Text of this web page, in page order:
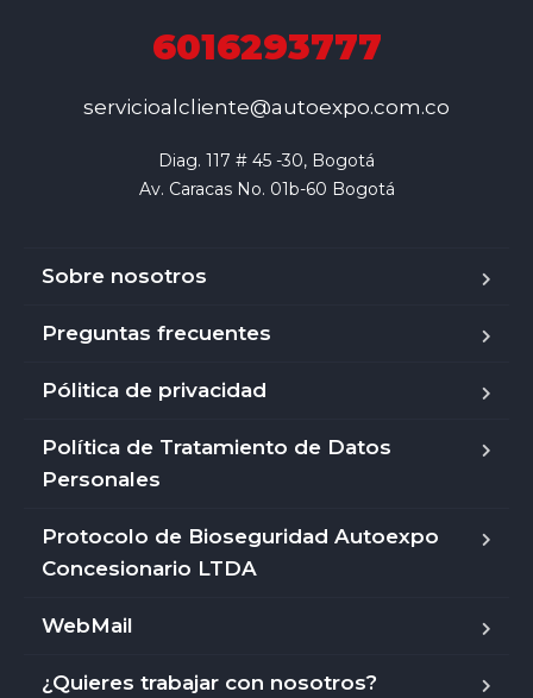
6016293777
servicioalcliente@autoexpo.com.co
Diag. 117 # 45 -30, Bogotá
Av. Caracas No. 01b-60 Bogotá
Sobre nosotros
Preguntas frecuentes
Pólitica de privacidad
Política de Tratamiento de Datos
Personales
Protocolo de Bioseguridad Autoexpo
Concesionario LTDA
WebMail
¿Quieres trabajar con nosotros?